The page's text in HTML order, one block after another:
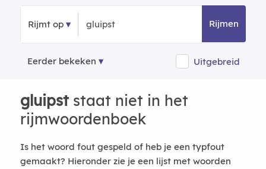
Rijmt op Rijmen
Eerder bekeken Uitgebreid
gluipststaat niet in het
rijmwoordenboek
Is het woord fout gespeld of heb je een typfout
gemaakt? Hieronder zie je een lijst met woorden